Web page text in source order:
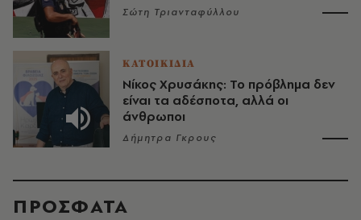
Σώτη Τριανταφύλλου
ΚΑΤΟΙΚΙΔΙΑ
Νίκος Χρυσάκης: Το πρόβλημα δεν
είναι τα αδέσποτα, αλλά οι
άνθρωποι
Δήμητρα Γκρους
ΠΡΟΣΦΑΤΑ